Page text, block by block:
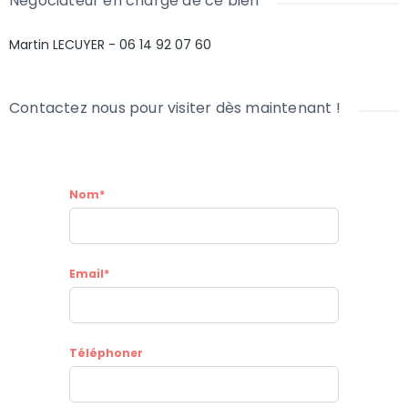
Martin LECUYER - 06 14 92 07 60
Contactez nous pour visiter dès maintenant !
Nom*
Email*
Téléphoner